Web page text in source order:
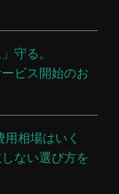
守る。
ビス開始のお
用相場はいく
ない選び方を